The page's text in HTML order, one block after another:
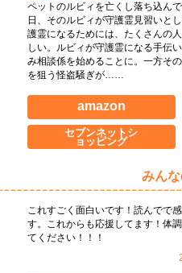
ペットのルビィを亡くし落ち込ん
日、そのルビィが守護霊見習いと
護霊になるためには、たくさんの
しい。ルビィが守護霊になる手伝
み相談係を始めることに。一方そ
を狙う怪盗騒ぎが……
amazon
セブンネットシ
ョッピング
みん
これすごく面白いです！読んでで
す。これからも応援してます！体
てください！！！